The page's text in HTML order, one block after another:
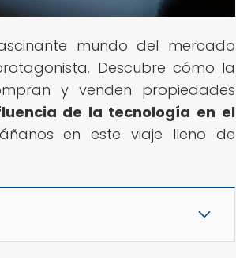
mundo del mercado
Descubre cómo la
y venden propiedades
de la tecnología en el
en este viaje lleno de